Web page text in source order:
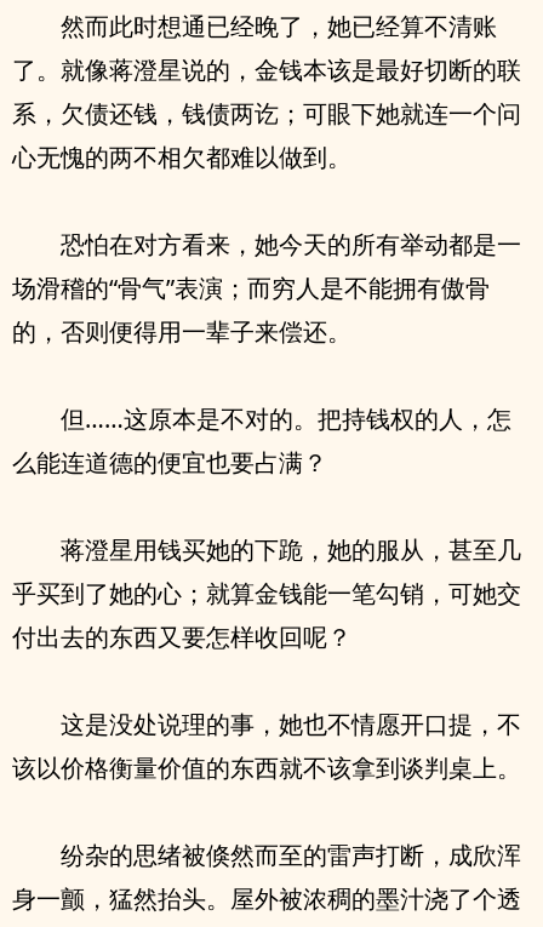
然而此时想通已经晚了，她已经算不清账
了。就像蒋澄星说的，金钱本该是最好切断的联
系，欠债还钱，钱债两讫；可眼下她就连一个问
心无愧的两不相欠都难以做到。
恐怕在对方看来，她今天的所有举动都是一
场滑稽的“骨气”表演；而穷人是不能拥有傲骨
的，否则便得用一辈子来偿还。
但……这原本是不对的。把持钱权的人，怎
么能连道德的便宜也要占满？
蒋澄星用钱买她的下跪，她的服从，甚至几
乎买到了她的心；就算金钱能一笔勾销，可她交
付出去的东西又要怎样收回呢？
这是没处说理的事，她也不情愿开口提，不
该以价格衡量价值的东西就不该拿到谈判桌上。
纷杂的思绪被倏然而至的雷声打断，成欣浑
身一颤，猛然抬头。屋外被浓稠的墨汁浇了个透